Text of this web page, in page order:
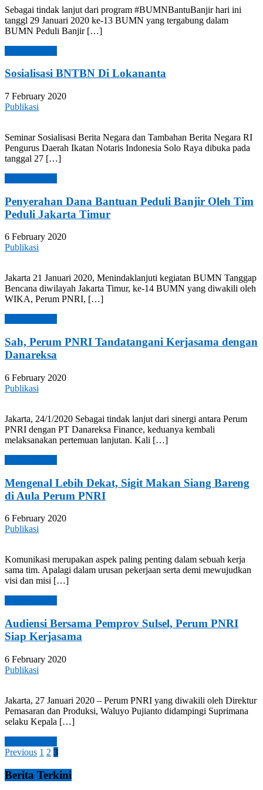
Sebagai tindak lanjut dari program #BUMNBantuBanjir hari ini
tanggl 29 Januari 2020 ke-13 BUMN yang tergabung dalam
BUMN Peduli Banjir […]
Sosialisasi BNTBN Di Lokananta
7 February 2020
Publikasi
Seminar Sosialisasi Berita Negara dan Tambahan Berita Negara RI
Pengurus Daerah Ikatan Notaris Indonesia Solo Raya dibuka pada
tanggal 27 […]
Penyerahan Dana Bantuan Peduli Banjir Oleh Tim
Peduli Jakarta Timur
6 February 2020
Publikasi
Jakarta 21 Januari 2020, Menindaklanjuti kegiatan BUMN Tanggap
Bencana diwilayah Jakarta Timur, ke-14 BUMN yang diwakili oleh
WIKA, Perum PNRI, […]
Sah, Perum PNRI Tandatangani Kerjasama dengan
Danareksa
6 February 2020
Publikasi
Jakarta, 24/1/2020 Sebagai tindak lanjut dari sinergi antara Perum
PNRI dengan PT Danareksa Finance, keduanya kembali
melaksanakan pertemuan lanjutan. Kali […]
Mengenal Lebih Dekat, Sigit Makan Siang Bareng
di Aula Perum PNRI
6 February 2020
Publikasi
Komunikasi merupakan aspek paling penting dalam sebuah kerja
sama tim. Apalagi dalam urusan pekerjaan serta demi mewujudkan
visi dan misi […]
Audiensi Bersama Pemprov Sulsel, Perum PNRI
Siap Kerjasama
6 February 2020
Publikasi
Jakarta, 27 Januari 2020 – Perum PNRI yang diwakili oleh Direktur
Pemasaran dan Produksi, Waluyo Pujianto didampingi Suprimana
selaku Kepala […]
Posts
pagination
Previous 1 2 3
Berita Terkini